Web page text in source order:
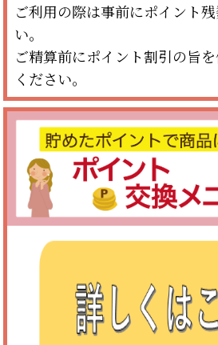
ご利用の際は事前にポイント
い。
ご精算前にポイント割引の旨
ください。